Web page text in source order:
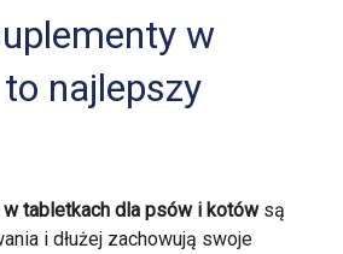
w
najlepszy
tabletkach dla psów i kotówsą
i dłużej zachowują swoje